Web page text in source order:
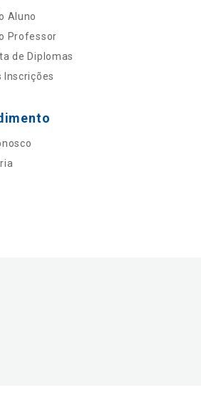
Aluno
Professor
de Diplomas
Inscrições